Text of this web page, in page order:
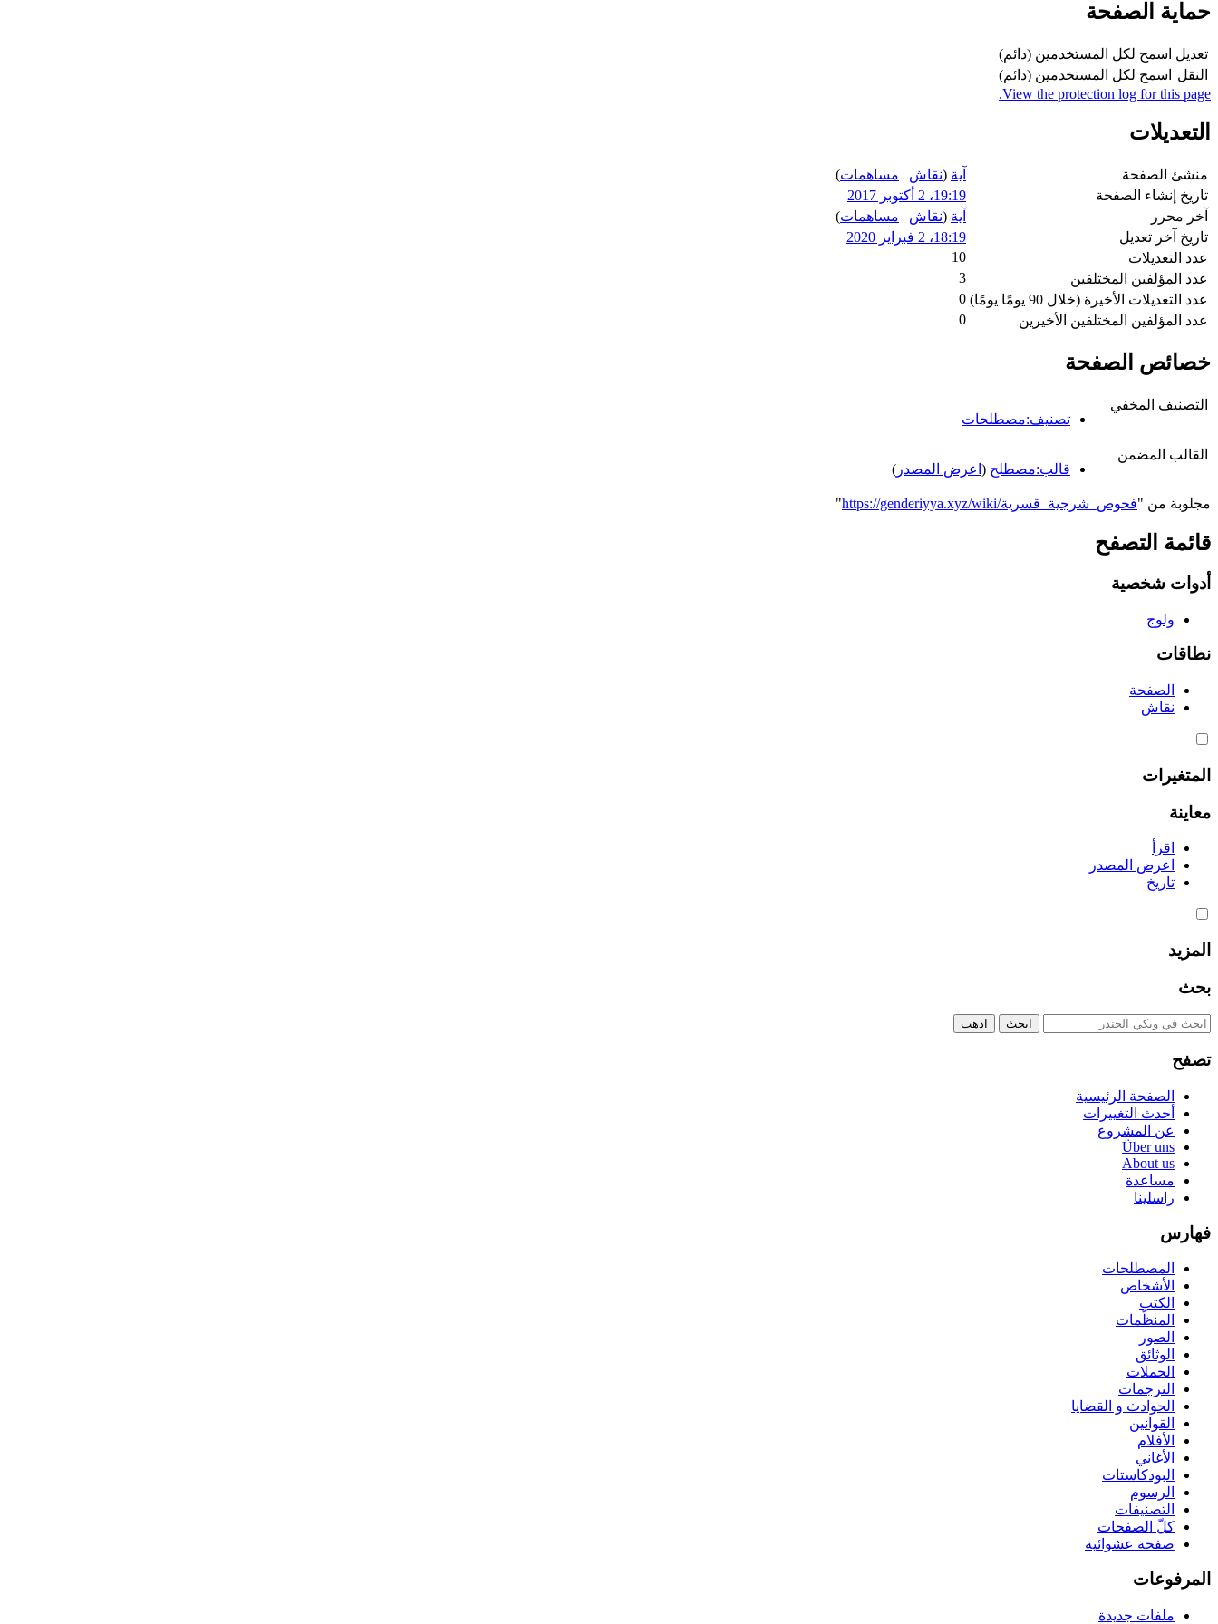
حماية الصفحة
تعديل اسمح لكل المستخدمين (دائم)
النقل
اسمح لكل المستخدمين (دائم)
View the protection log for this page.
التعديلات
منشئ الصفحة آية (نقاش | مساهمات)
تاريخ إنشاء الصفحة
19:19، 2 أكتوبر 2017
آخر محرر
آية (نقاش | مساهمات)
تاريخ آخر تعديل
18:19، 2 فبراير 2020
عدد التعديلات
10
عدد المؤلفين المختلفين
3
عدد التعديلات الأخيرة (خلال 90 يومًا يومًا)
0
عدد المؤلفين المختلفين الأخيرين
0
خصائص الصفحة
التصنيف المخفي
تصنيف:مصطلحات
القالب المضمن
قالب:مصطلح ( اعرض المصدر )
مجلوبة من "https://genderiyya.xyz/wiki/فحوص_شرجية_قسرية "
قائمة التصفح
أدوات شخصية
ولوج
نطاقات
الصفحة
نقاش
المتغيرات
معاينة
اقرأ
اعرض المصدر
تاريخ
المزيد
بحث
تصفح
الصفحة الرئيسية
أحدث التغييرات
عن المشروع
Über uns
About us
مساعدة
راسلينا
فهارس
المصطلحات
الأشخاص
الكتب
المنظّمات
الصور
الوثائق
الحملات
الترجمات
الحوادث و القضايا
القوانين
الأفلام
الأغاني
البودكاستات
الرسوم
التصنيفات
كلّ الصفحات
صفحة عشوائية
المرفوعات
ملفات جديدة